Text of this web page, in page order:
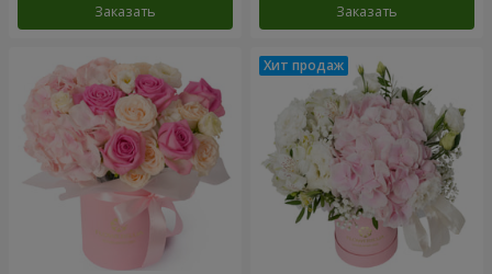
Заказать Заказать